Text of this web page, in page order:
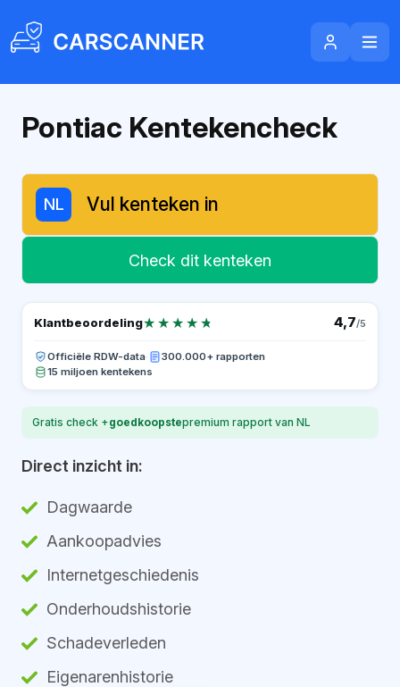
Pontiac Kentekencheck
NL
Check dit kenteken
Klantbeoordeling★★★★★
★★★★★ 4,7/5
Officiële RDW-data·
300.000+ rapporten
15 miljoen kentekens
Gratis check +goedkoopstepremium rapport van NL
Direct inzicht in:
Dagwaarde
Aankoopadvies
Internetgeschiedenis
Onderhoudshistorie
Schadeverleden
Eigenarenhistorie